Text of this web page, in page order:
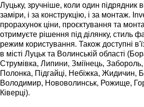
Луцьку, зручніше, коли один підрядник
заміри, і за конструкцію, і за монтаж.
прорахунок ціни, проєктування та
отримуєте рішення під ділянку, стиль
режим користування. Також доступні
в місті Луцьк та Волинській області
Струмівка, Липини, Зміїнець,
Полонка, Підгайці, Небіжка, Жидичин,
Володимир, Нововолинськ, Рожище,
Ківерці).